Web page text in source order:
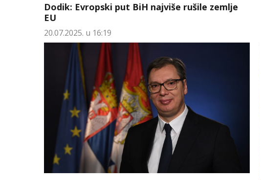
Dodik: Evropski put BiH najviše rušile zemlje
EU
20.07.2025. u 16:19